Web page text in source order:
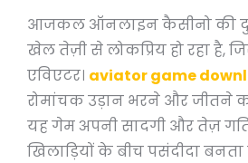
आजकल ऑनलाइन कैसीनो की
खेल तेज़ी से लोकप्रिय हो रहा है,
एविएटर। aviator game
रोमांचक उड़ान भरने और जीतने
यह गेम अपनी सादगी और तेज़
खिलाड़ियों के बीच पसंदीदा